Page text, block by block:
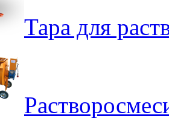
Тара для